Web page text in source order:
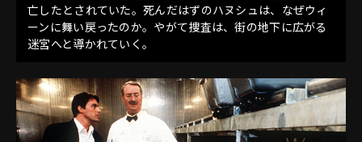
亡したとされていた。死んだはずのハヌシュは、なぜウィ
ーンに舞い戻ったのか。やがて捜査は、街の地下に広がる
迷宮へと導かれていく。